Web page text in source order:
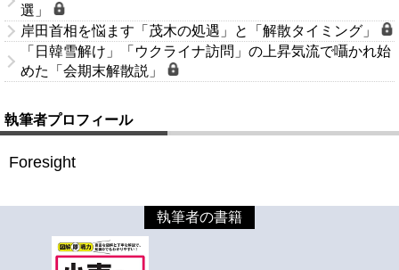
選」
岸田首相を悩ます「茂木の処遇」と「解散タイミング」
「日韓雪解け」「ウクライナ訪問」の上昇気流で囁かれ始
めた「会期末解散説」
執筆者プロフィール
Foresight
執筆者の書籍